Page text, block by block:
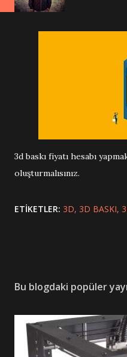
3d baskı fiyatı hesabı
oluşturmalısınız.
ETIKETLER: 3D 3D BASKI
Bu blogdaki popüler